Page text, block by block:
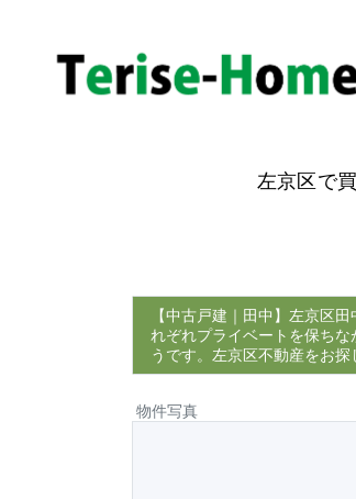
左京区で
【中古戸建｜田中】左京区
れぞれプライベートを保ち
うです。左京区不動産をお探
物件写真